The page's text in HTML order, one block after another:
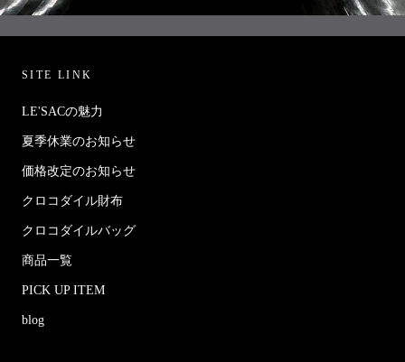
SITE LINK
LE'SACの魅力
夏季休業のお知らせ
価格改定のお知らせ
クロコダイル財布
クロコダイルバッグ
商品一覧
PICK UP ITEM
blog